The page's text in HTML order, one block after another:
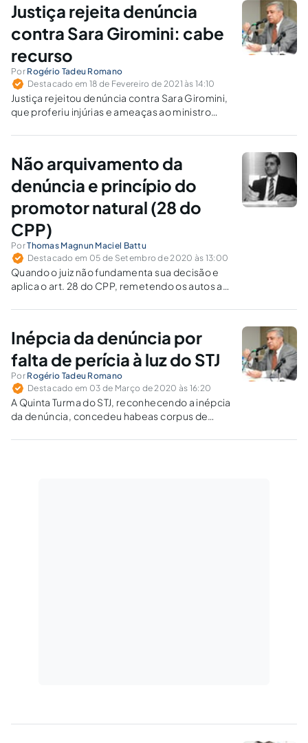
Justiça rejeita denúncia
contra Sara Giromini: cabe
recurso
Por Rogério Tadeu Romano
Destacado em 18 de Fevereiro de 2021 às 14:10
Justiça rejeitou denúncia contra Sara Giromini,
que proferiu injúrias e ameaças ao ministro
a proteção à honra e à democracia?
Não arquivamento da
denúncia e princípio do
promotor natural (28 do
CPP)
PorThomas Magnun Maciel Battu
Destacado em 05 de Setembro de 2020 às 13:00
Quando o juiz não fundamenta sua decisão e
aplica o art. 28 do CPP, remetendo os autos ao
independência funcional do MP, o princípio do
Inépcia da denúncia por
falta de perícia à luz do STJ
Por Rogério Tadeu Romano
Destacado em 03 de Março de 2020 às 16:20
A Quinta Turma do STJ, reconhecendo a inépcia
da denúncia, concedeu habeas corpus de
motorista de caminhão acusado de homicídio